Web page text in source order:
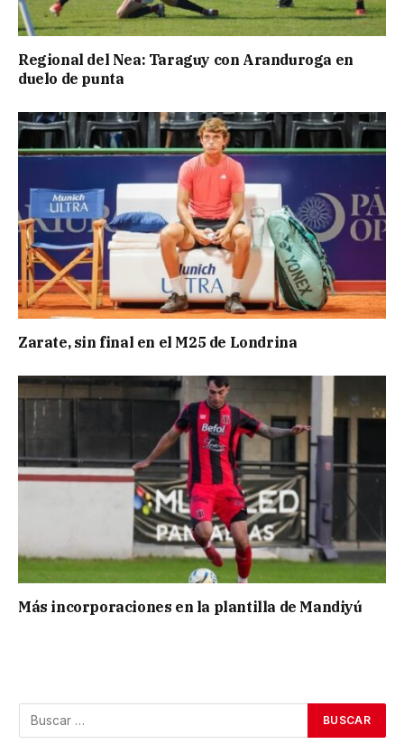
Regional del Nea: Taraguy con Aranduroga en
duelo de punta
Zarate, sin final en el M25 de Londrina
Más incorporaciones en la plantilla de Mandiyú